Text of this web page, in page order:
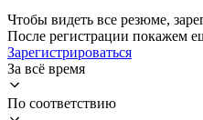
Чтобы видеть все резюме,
После регистрации покажем
Зарегистрироваться
За всё время
По соответствию